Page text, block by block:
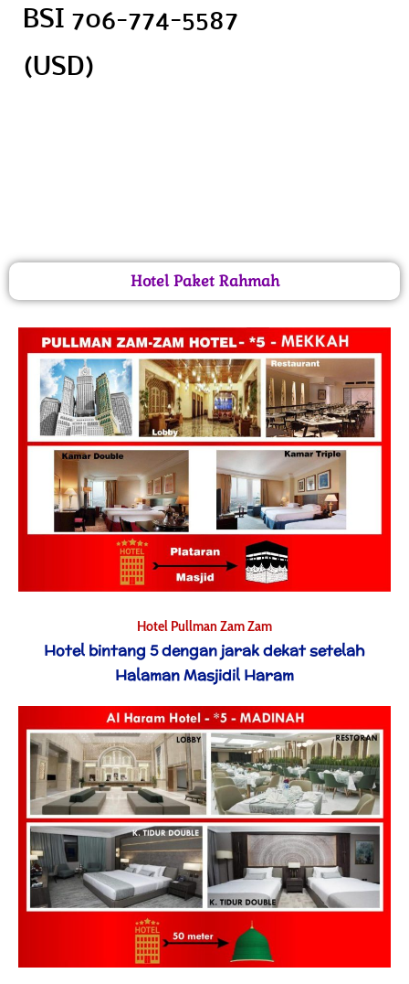
BSI 706-774-5587
(USD)
Hotel Paket Rahmah
Hotel Pullman Zam Zam
Hotel bintang 5 dengan jarak dekat setelah
Halaman Masjidil Haram